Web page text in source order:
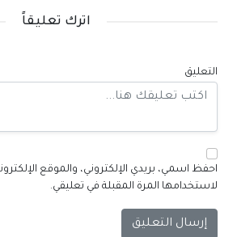
اترك تعليقاً
التعليق
احفظ اسمي، بريدي الإلكتروني، والموقع
لاستخدامها المرة المقبلة في تعليقي.